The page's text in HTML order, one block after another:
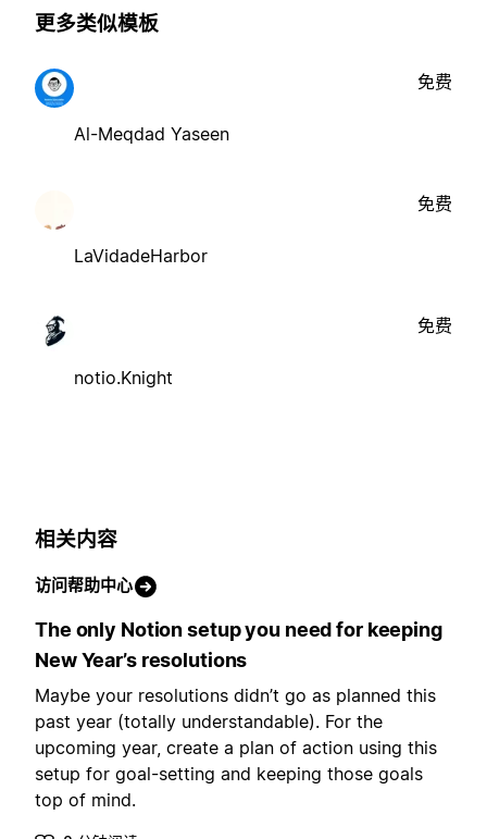
更多类似模板
Al-Meqdad Yaseen
免费
LaVidadeHarbor
免费
notio.Knight
免费
相关内容
访问帮助中心
The only Notion setup you need for keeping
New Year’s resolutions
Maybe your resolutions didn’t go as planned this
past year (totally understandable). For the
upcoming year, create a plan of action using this
setup for goal-setting and keeping those goals
top of mind.